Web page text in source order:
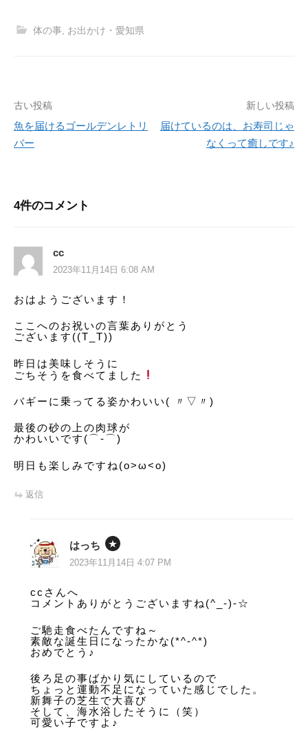
体の事 お出かけ・愛知県
投
稿
ゲ
シ
古い投稿
魚を届けるゴールデンレトリ
バー
新しい投稿
届けているのは、お寿司じゃ
なくって癒しです♪
4件のコメント
cc
2023年11月14日 6:08 AM
おはようございます！
ここへのお祝いの言葉ありがとう
ございます((T_T))
昨日は美味しそうに
ごちそうを食べてました
バギーに乗ってる姿かわいい( 〃▽〃)
最後の砂の上の肉球が
かわいいです(⌒‐⌒)
明日も楽しみですね(o>ω<o)
返信
はっち
2023年11月14日 4:07 PM
ccさんへ
コメントありがとうございますね(^_-)-☆
ご馳走食べたんですね～
素敵な誕生日になったかな(*^-^*)
おめでとう♪
後ろ足の事ばかり気にしているので
ちょっと運動不足になっていた感じでした。
新舞子の芝生で大喜び
そして、海水浴したそうに（笑）
可愛い子ですよ♪